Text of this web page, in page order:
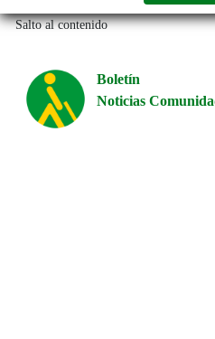
Salto al contenido
Boletín
Noticias